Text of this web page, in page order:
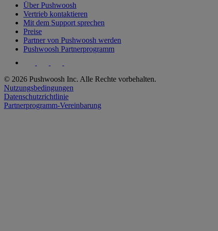
Über Pushwoosh
Vertrieb kontaktieren
Mit dem Support sprechen
Preise
Partner von Pushwoosh werden
Pushwoosh Partnerprogramm
© 2026 Pushwoosh Inc. Alle Rechte vorbehalten.
Nutzungsbedingungen
Datenschutzrichtlinie
Partnerprogramm-Vereinbarung